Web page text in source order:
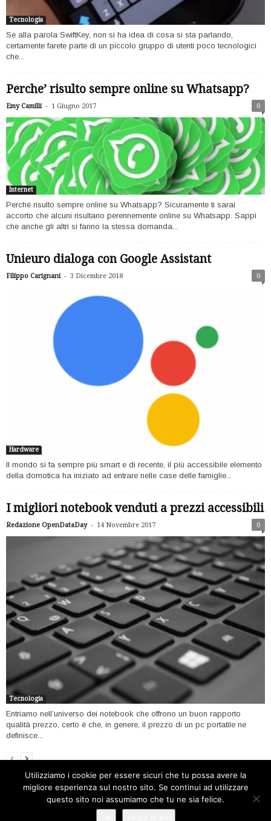
Tecnologia
Se alla parola SwiftKey, non si ha idea di cosa si sta parlando,
certamente farete parte di un piccolo gruppo di utenti poco tecnologici
che...
Perche’ risulto sempre online su Whatsapp?
Emy Camilli - 1 Giugno 2017 0
Internet
Perché risulto sempre online su Whatsapp? Sicuramente ti sarai
accorto che alcuni risultano perennemente online su Whatsapp. Sappi
che anche gli altri si fanno la stessa domanda...
Unieuro dialoga con Google Assistant
Filippo Carignani - 3 Dicembre 2018 0
Hardware
Il mondo si fa sempre più smart e di recente, il più accessibile elemento
della domotica ha iniziato ad entrare nelle case delle famiglie...
I migliori notebook venduti a prezzi accessibili
Redazione OpenDataDay - 14 Novembre 2017 0
Tecnologia
Entriamo nell’universo dei notebook che offrono un buon rapporto
qualità prezzo, certo è che, in genere, il prezzo di un pc portatile ne
definisce...
Home Open data Software Internet
Tecnologia
Filosofia open
Contatti
Utilizziamo i cookie per essere sicuri che tu possa avere la
migliore esperienza sul nostro sito. Se continui ad utilizzare
questo sito noi assumiamo che tu ne sia felice.